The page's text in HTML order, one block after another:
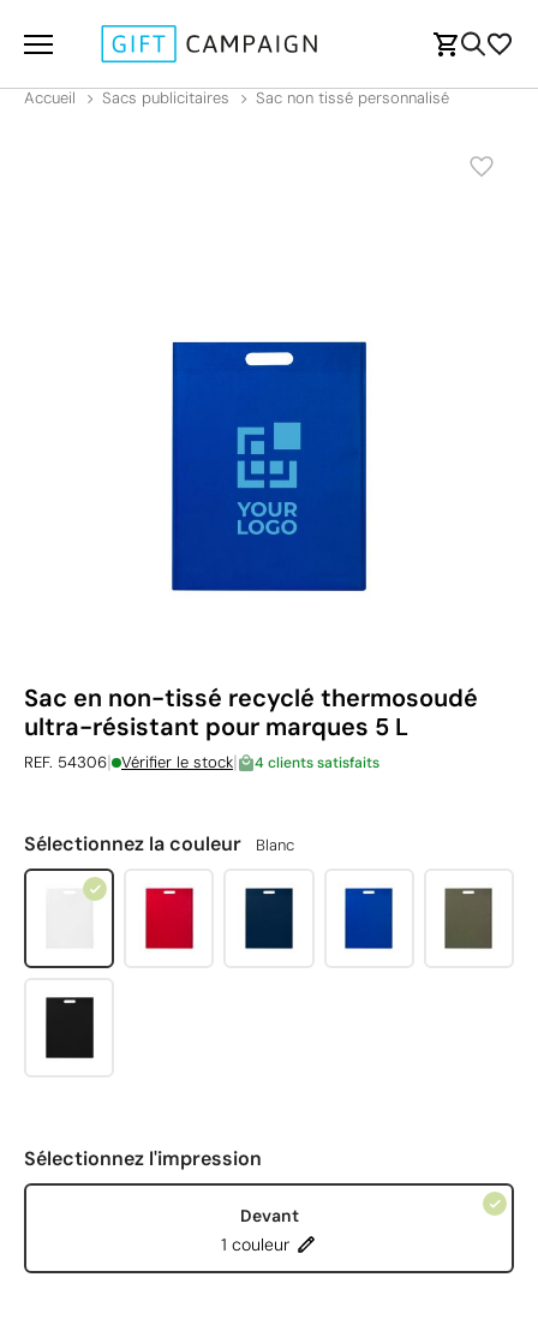
Accueil Sacs publicitaires Sac non tissé personnalisé
Sac en non-tissé recyclé thermosoudé
ultra-résistant pour marques 5 L
REF. 54306| Vérifier le stock| 4 clients satisfaits
Sélectionnez la couleur Blanc
Sélectionnez l'impression
Devant
1 couleur